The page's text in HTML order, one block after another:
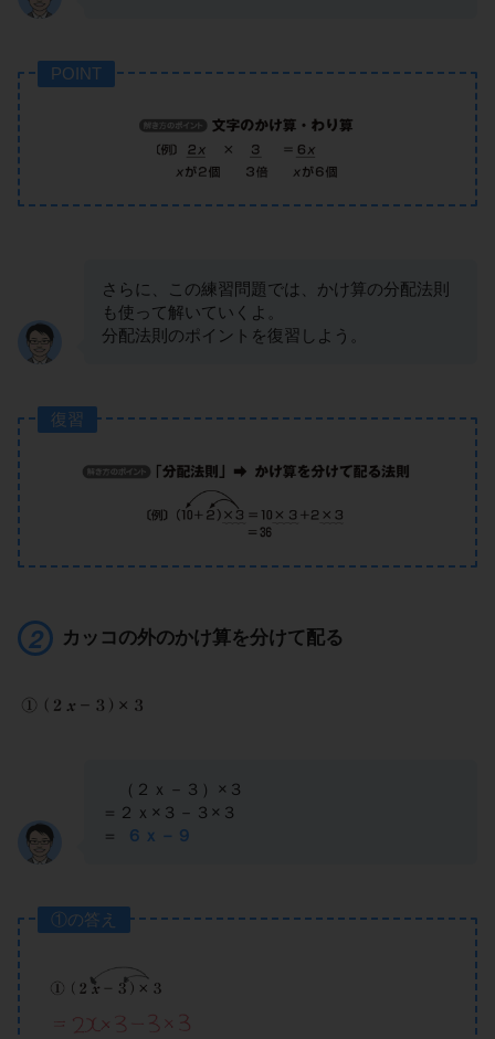
POINT
さらに、この練習問題では、かけ算の分配法則
も使って解いていくよ。
分配法則のポイントを復習しよう。
復習
カッコの外のかけ算を分けて配る
（２ｘ－３）×３
＝２ｘ×３－３×３
＝
６ｘ－９
①の答え